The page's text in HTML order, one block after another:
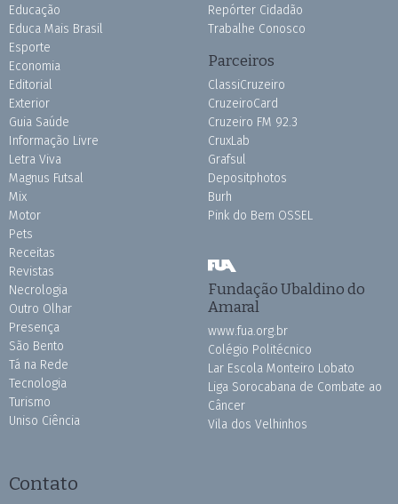
Educação
Educa Mais Brasil
Esporte
Economia
Editorial
Exterior
Guia Saúde
Informação Livre
Letra Viva
Magnus Futsal
Mix
Motor
Pets
Receitas
Revistas
Necrologia
Outro Olhar
Presença
São Bento
Tá na Rede
Tecnologia
Turismo
Uniso Ciência
Repórter Cidadão
Trabalhe Conosco
Parceiros
ClassiCruzeiro
CruzeiroCard
Cruzeiro FM 92.3
CruxLab
Grafsul
Depositphotos
Burh
Pink do Bem OSSEL
Fundação Ubaldino do
Amaral
www.fua.org.br
Colégio Politécnico
Lar Escola Monteiro Lobato
Liga Sorocabana de Combate ao
Câncer
Vila dos Velhinhos
Contato